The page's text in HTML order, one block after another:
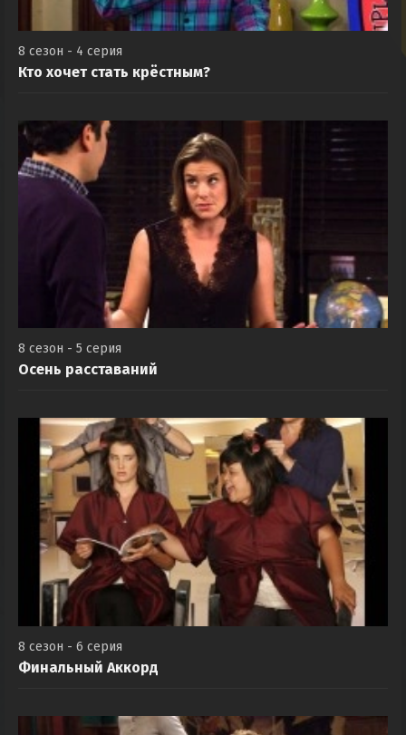
8 сезон - 4 серия
Кто хочет стать крёстным?
8 сезон - 5 серия
Осень расставаний
8 сезон - 6 серия
Финальный Аккорд